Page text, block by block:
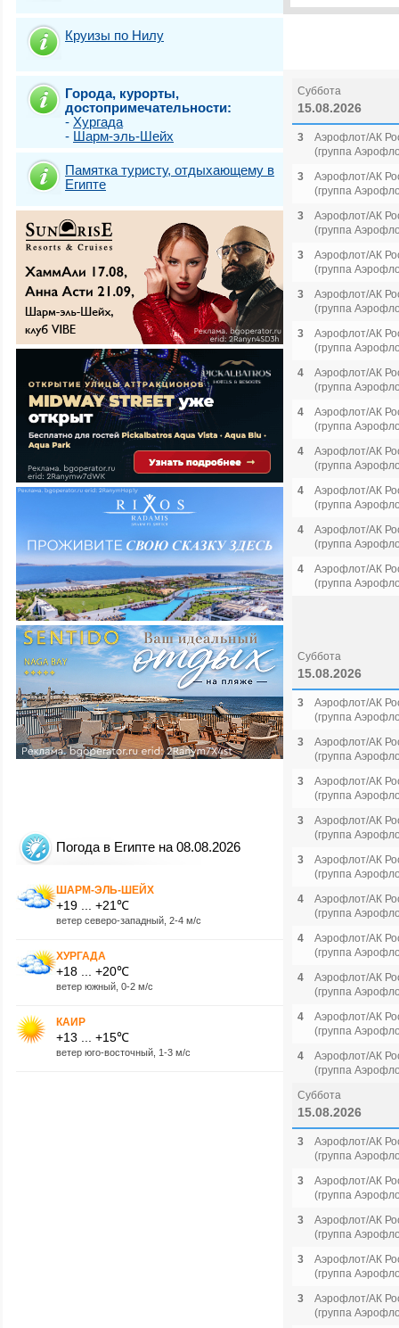
Круизы по Нилу
Города, курорты,
достопримечательности:
- Хургада
- Шарм-эль-Шейх
Памятка туристу, отдыхающему в
Египте
Погода в Египте на 08.08.2026
ШАРМ-ЭЛЬ-ШЕЙХ
+19 ... +21℃
ветер северо-западный, 2-4 м/с
ХУРГАДА
+18 ... +20℃
ветер южный, 0-2 м/с
КАИР
+13 ... +15℃
ветер юго-восточный, 1-3 м/с
Суббота
15.08.2026
3
Аэрофлот/АК
(группа
3
Аэрофлот/АК
(группа
3
Аэрофлот/АК
(группа
3
Аэрофлот/АК
(группа
3
Аэрофлот/АК
(группа
3
Аэрофлот/АК
(группа
4
Аэрофлот/АК
(группа
4
Аэрофлот/АК
(группа
4
Аэрофлот/АК
(группа
4
Аэрофлот/АК
(группа
4
Аэрофлот/АК
(группа
4
Аэрофлот/АК
(группа
Суббота
15.08.2026
3
Аэрофлот/АК
(группа
3
Аэрофлот/АК
(группа
3
Аэрофлот/АК
(группа
3
Аэрофлот/АК
(группа
3
Аэрофлот/АК
(группа
4
Аэрофлот/АК
(группа
4
Аэрофлот/АК
(группа
4
Аэрофлот/АК
(группа
4
Аэрофлот/АК
(группа
4
Аэрофлот/АК
(группа
Суббота
15.08.2026
3
Аэрофлот/АК
(группа
3
Аэрофлот/АК
(группа
3
Аэрофлот/АК
(группа
3
Аэрофлот/АК
(группа
3
Аэрофлот/АК
(группа